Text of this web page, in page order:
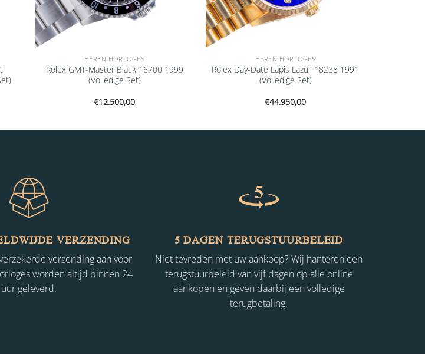
HEREN HORLOGES
Rolex GMT-Master Black 16700 1999
(Volledige Set)
€12.500,00
HEREN HORLOGES
Rolex Day-Date Lapis Lazuli 18238 1991
(Volledige Set)
€44.950,00
VERZENDING
verzending aan voor
worden altijd binnen 24
uur geleverd.
5 DAGEN TERUGSTUURBELEID
Niet tevreden met uw aankoop? Wij hanteren een
terugstuurbeleid van vijf dagen op alle online
aankopen en geven daarbij een volledige
terugbetaling.